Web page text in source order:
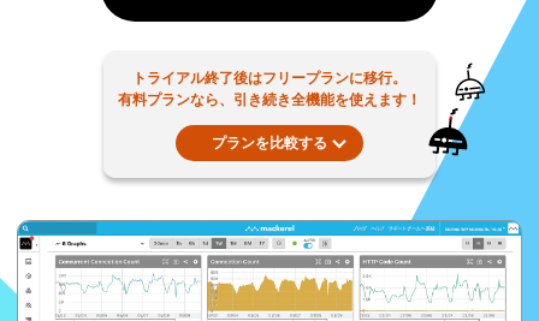
トライアル終了後はフリープランに移行。
有料プランなら、引き続き全機能を使えます！
プランを比較する